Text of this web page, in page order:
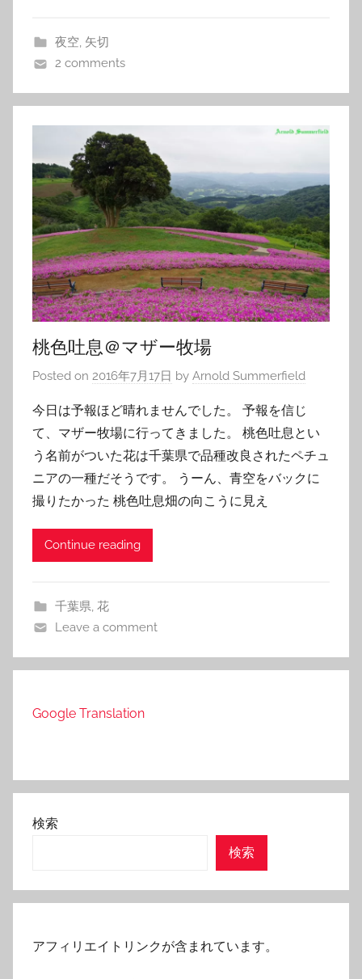
夜空, 矢切
2 comments
桃色吐息＠マザー牧場
Posted on 2016年7月17日 by Arnold Summerfield
今日は予報ほど晴れませんでした。 予報を信じ
て、マザー牧場に行ってきました。 桃色吐息とい
う名前がついた花は千葉県で品種改良されたペチュ
ニアの一種だそうです。 うーん、青空をバックに
撮りたかった 桃色吐息畑の向こうに見え
Continue reading
千葉県, 花
Leave a comment
Google Translation
検索
検索
アフィリエイトリンクが含まれています。